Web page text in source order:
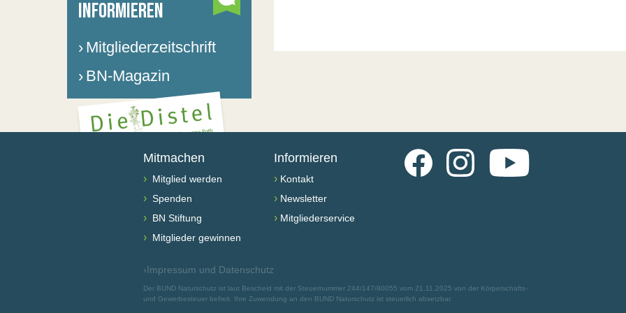
INFORMIEREN
› Mitgliederzeitschrift
› BN-Magazin
Mitmachen
› Mitglied werden
› Spenden
› BN Stiftung
› Mitglieder gewinnen
Informieren
› Kontakt
› Newsletter
› Mitgliederservice
FacebookInstagramYouTube
›Impressum und Datenschutz
Der BUND Naturschutz ist laut Bescheid mit der Steuernummer 244/147/80055 vom 21.11.2025 von der Körperschafts-
und Gewerbesteuer befreit. Ihre Zuwendung an den BUND Naturschutz ist steuerlich absetzbar.